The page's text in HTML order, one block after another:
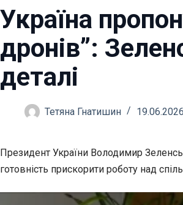
Україна
дронів”:
деталі
Тетяна Гнатишин 19.06.2026
Президент України Володимир
готовність прискорити роботу над